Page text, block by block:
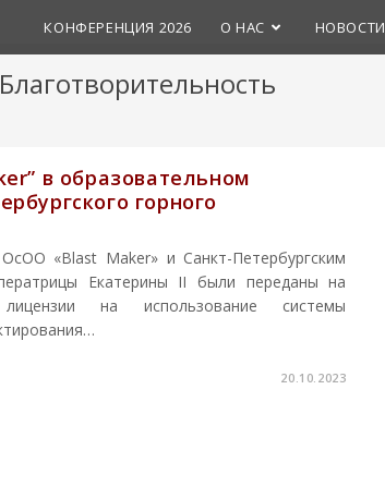
КОНФЕРЕНЦИЯ 2026 О НАС НОВОСТИ
Благотворительность
в образовательном
горного
«Blast Maker» и Санкт-Петербургским
Екатерины II были переданы на
на использование системы
20.10.2023